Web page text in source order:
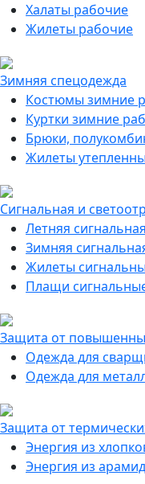
Халаты рабочие
Жилеты рабочие
Зимняя спецодежда
Костюмы зимние
Куртки зимние
Брюки,
Жилеты
Сигнальная и
Летняя
Зимняя
Жилеты
Плащи
Защита от
Одежда для
Одежда для
Защита от
Энергия из
Энергия из